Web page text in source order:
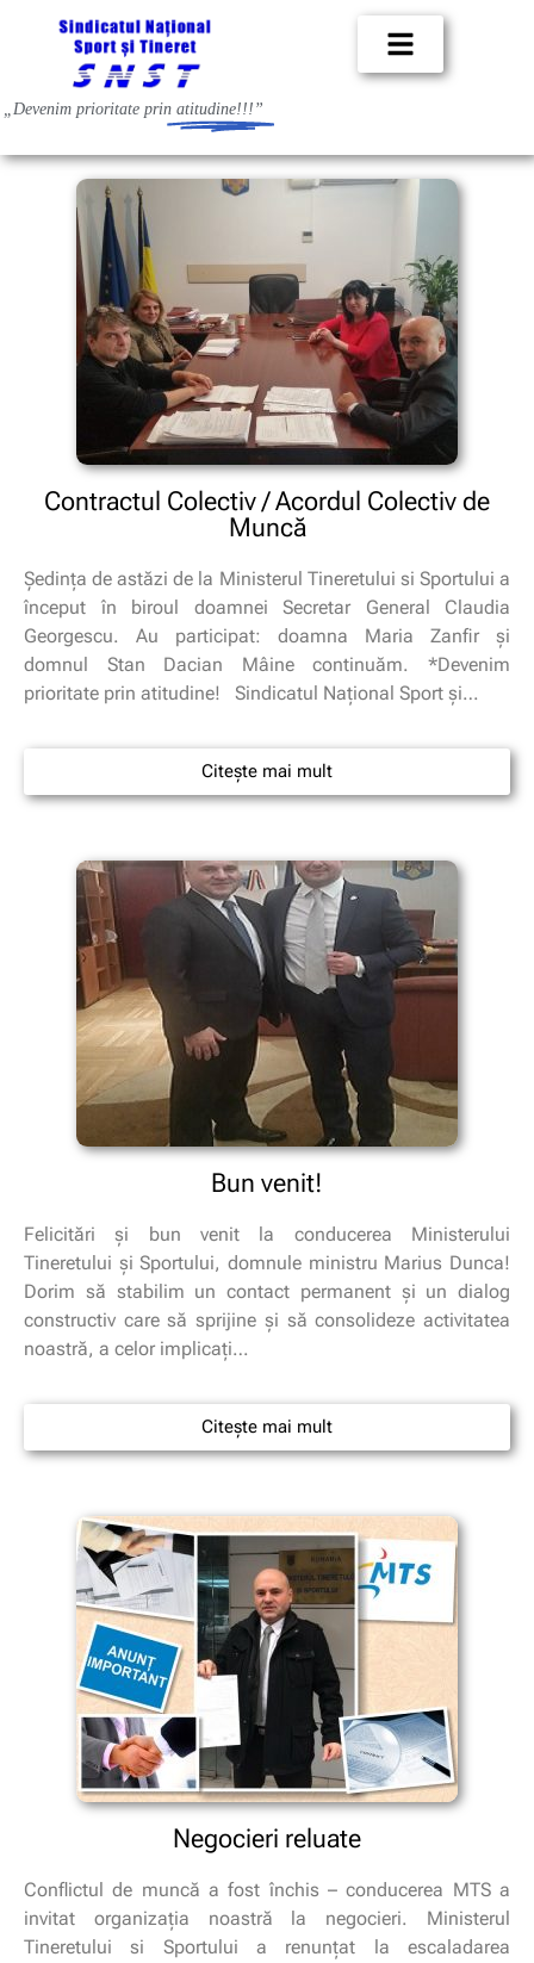
„Devenim prioritate prin atitudine!!!”
Contractul Colectiv / Acordul Colectiv de
Muncă
Şedinţa de astăzi de la Ministerul Tineretului si Sportului a
început în biroul doamnei Secretar General Claudia
Georgescu. Au participat: doamna Maria Zanfir şi
domnul Stan Dacian Mâine continuăm. *Devenim
prioritate prin atitudine! Sindicatul Naţional Sport şi…
Citește mai mult
Bun venit!
Felicitări şi bun venit la conducerea Ministerului
Tineretului şi Sportului, domnule ministru Marius Dunca!
Dorim să stabilim un contact permanent şi un dialog
constructiv care să sprijine şi să consolideze activitatea
noastră, a celor implicaţi…
Citește mai mult
Negocieri reluate
Conflictul de muncă a fost închis – conducerea MTS a
invitat organizaţia noastră la negocieri. Ministerul
Tineretului si Sportului a renunţat la escaladarea